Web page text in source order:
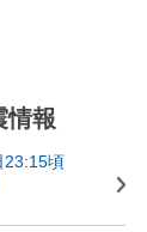
情報
23:15頃